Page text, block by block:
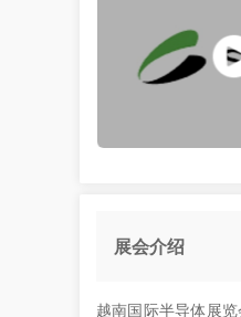
展会介绍
越南国际半导体展